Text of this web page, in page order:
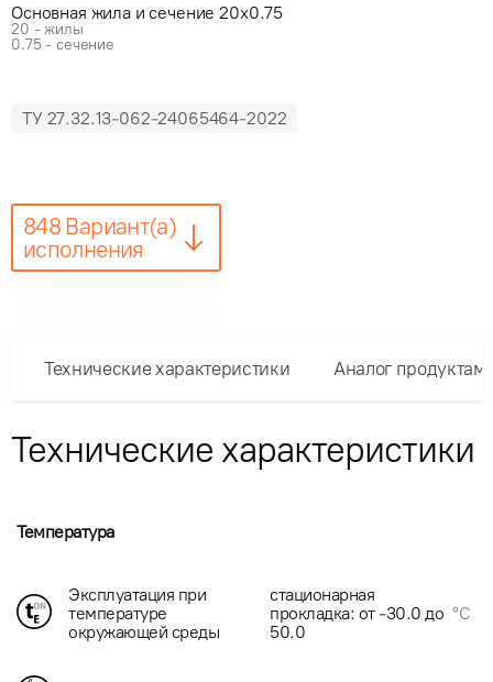
Основная жила и сечение 20x0.75
20 - жилы
0.75 - сечение
ТУ 27.32.13-062-24065464-2022
848 Вариант(а)
исполнения
Технические характеристики Аналог
Технические характеристики
Температура
Эксплуатация при
температуре
окружающей среды
стационарная
прокладка: от -30.0 до
50.0
°C